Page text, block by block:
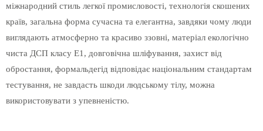
міжнародний стиль легкої промисловості, технологія скошених
країв, загальна форма сучасна та елегантна, завдяки чому люди
виглядають атмосферно та красиво ззовні, матеріал екологічно
чиста ДСП класу E1, довговічна шліфування, захист від
обростання, формальдегід відповідає національним стандартам
тестування, не завдасть шкоди людському тілу, можна
використовувати з упевненістю.